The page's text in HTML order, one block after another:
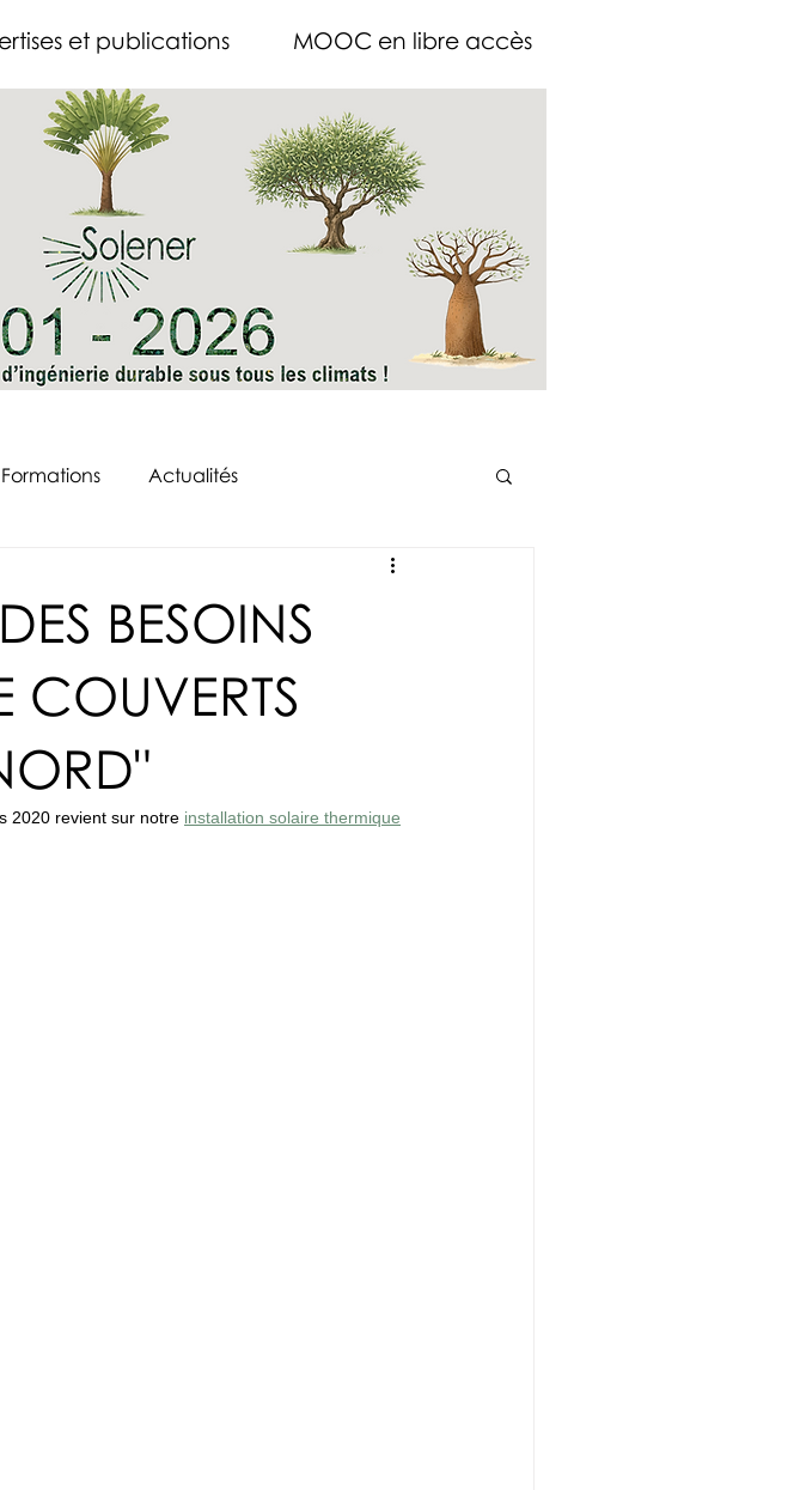
et publications MOOC en libre accès
Formations Actualités
BESOINS
COUVERTS
2020 revient sur notre installation solaire thermique